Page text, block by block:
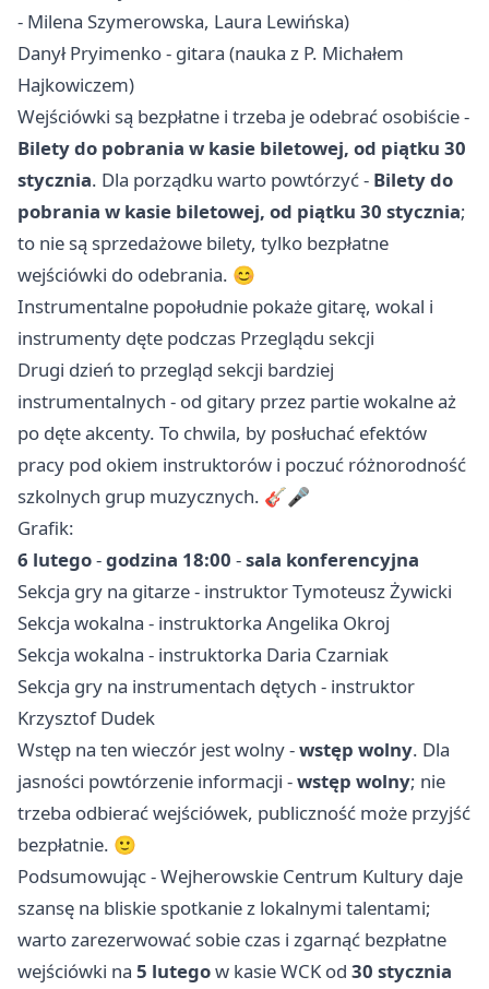
- Milena Szymerowska, Laura Lewińska)
Danył Pryimenko - gitara (nauka z P. Michałem
Hajkowiczem)
Wejściówki są bezpłatne i trzeba je odebrać osobiście -
Bilety do pobrania w kasie biletowej, od piątku 30
stycznia. Dla porządku warto powtórzyć - Bilety do
pobrania w kasie biletowej, od piątku 30 stycznia;
to nie są sprzedażowe bilety, tylko bezpłatne
wejściówki do odebrania. 😊
Instrumentalne popołudnie pokaże gitarę, wokal i
instrumenty dęte podczas Przeglądu sekcji
Drugi dzień to przegląd sekcji bardziej
instrumentalnych - od gitary przez partie wokalne aż
po dęte akcenty. To chwila, by posłuchać efektów
pracy pod okiem instruktorów i poczuć różnorodność
szkolnych grup muzycznych. 🎸🎤
Grafik:
6 lutego-godzina 18:00 -sala konferencyjna
Sekcja gry na gitarze - instruktor Tymoteusz Żywicki
Sekcja wokalna - instruktorka Angelika Okroj
Sekcja wokalna - instruktorka Daria Czarniak
Sekcja gry na instrumentach dętych - instruktor
Krzysztof Dudek
Wstęp na ten wieczór jest wolny -wstęp wolny. Dla
jasności powtórzenie informacji -wstęp wolny; nie
trzeba odbierać wejściówek, publiczność może przyjść
bezpłatnie. 🙂
Podsumowując - Wejherowskie Centrum Kultury daje
szansę na bliskie spotkanie z lokalnymi talentami;
warto zarezerwować sobie czas i zgarnąć bezpłatne
wejściówki na 5 lutegow kasie WCK od 30 stycznia